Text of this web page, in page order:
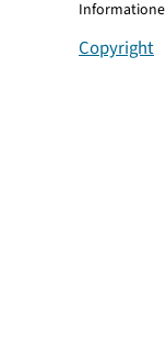
Copyright